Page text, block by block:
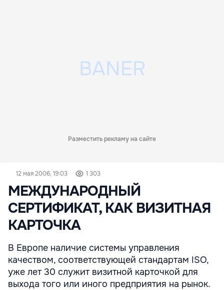
Разместить рекламу на сайте
12 мая 2006, 19:03 1 303
МЕЖДУНАРОДНЫЙ
СЕРТИФИКАТ, КАК ВИЗИТНАЯ
КАРТОЧКА
В Европе наличие системы управления
качеством, соответствующей стандартам ISO,
уже лет 30 служит визитной карточкой для
выхода того или иного предприятия на рынок.